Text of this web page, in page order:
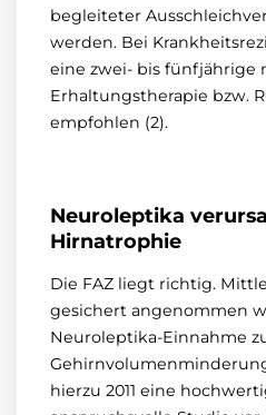
begleiteter
werden. Bei
eine zwei- bis fünfjährige
Erhaltungstherapie bzw.
empfohlen (2).
Neuroleptika
Hirnatrophie
Die FAZ liegt richtig.
gesichert angenommen
Neuroleptika-Einnahme
hierzu 2011 eine